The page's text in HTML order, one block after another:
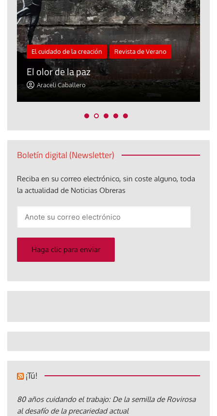
El cuidado de la creación Revista de Verano
El olor de la paz
Araceli Caballero
Boletín digital (Newsletter)
Reciba en su correo electrónico, sin coste alguno, toda
la actualidad de Noticias Obreras
electrónico
Haga clic para enviar
¡Tú!
80 años cuidando el trabajo: De la semilla de Rovirosa
al desafío de la precariedad actual